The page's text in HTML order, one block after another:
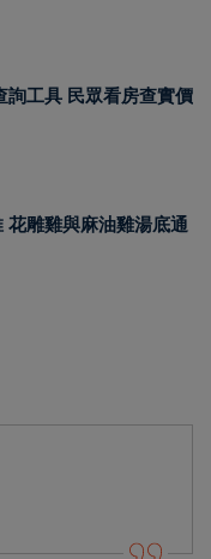
詢工具 民眾看房查實價
花雕雞與麻油雞湯底通